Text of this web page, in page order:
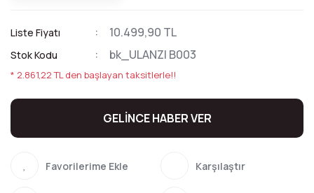
Liste Fiyatı 10.499,90 TL
Stok Kodu bk_ULANZI B003
* 2.861,22 TL den başlayan taksitlerle!!
GELİNCE HABER VER
Karşılaştır